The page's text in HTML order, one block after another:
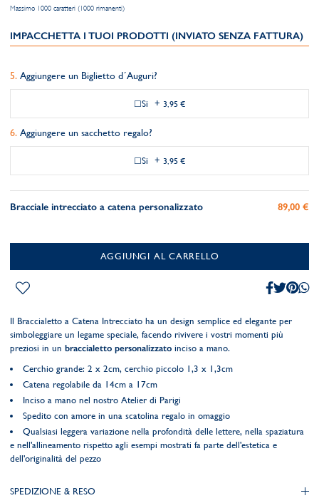
Massimo 1000 caratteri (1000 rimanenti)
IMPACCHETTA I TUOI PRODOTTI (INVIATO SENZA FATTURA)
Aggiungere un Biglietto d´Auguri?
Si + 3,95 €
Aggiungere un sacchetto regalo?
Si + 3,95 €
Bracciale intrecciato a catena personalizzato 89,00 €
AGGIUNGI AL CARRELLO
Il Braccialetto a Catena Intrecciato ha un design semplice ed elegante per
simboleggiare un legame speciale, facendo rivivere i vostri momenti più
preziosi in un braccialetto personalizzato inciso a mano.
Cerchio grande: 2 x 2cm, cerchio piccolo 1,3 x 1,3cm
Catena regolabile da 14cm a 17cm
Inciso a mano nel nostro Atelier di Parigi
Spedito con amore in una scatolina regalo in omaggio
Qualsiasi leggera variazione nella profondità delle lettere, nella spaziatura
e nell'allineamento rispetto agli esempi mostrati fa parte dell'estetica e
dell'originalità del pezzo
SPEDIZIONE & RESO